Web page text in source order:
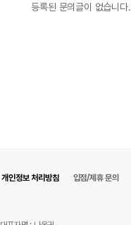
등록된 문의글이 없습니다.
개인정보 처리방침 입점/제휴 문의